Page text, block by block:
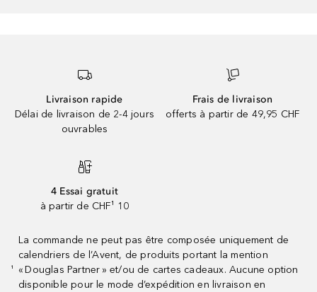
Livraison rapide
Délai de livraison de 2-4 jours
ouvrables
Frais de livraison
offerts à partir de 49,95 CHF
4 Essai gratuit
à partir de CHF¹ 10
¹
La commande ne peut pas être composée uniquement de
calendriers de l’Avent, de produits portant la mention
« Douglas Partner » et/ou de cartes cadeaux. Aucune option
disponible pour le mode d’expédition en livraison en